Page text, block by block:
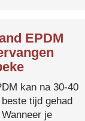
EPDM
kan na 30-40
tijd gehad
je